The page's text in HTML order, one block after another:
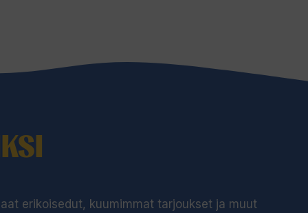
erikoisedut, kuumimmat tarjoukset ja muut